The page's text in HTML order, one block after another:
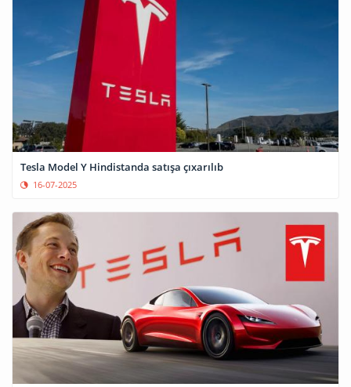
Tesla Model Y Hindistanda satışa çıxarılıb
16-07-2025